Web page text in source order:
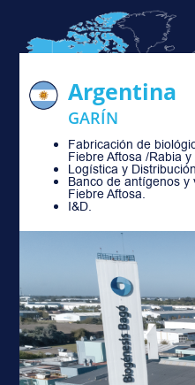
Argentina
GARÍN
Fabricación de
Fiebre Aftosa /Rabia y
Logística y
Banco de antígenos y
Fiebre Aftosa.
I&D.